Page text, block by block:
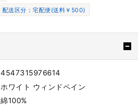
配送区分：宅配便(送料￥500)
4547315976614
ホワイト ウィンドペイン
綿100%